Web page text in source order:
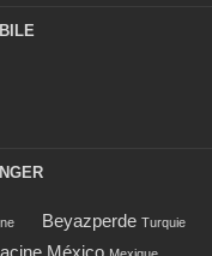
Beyazperde Turquie